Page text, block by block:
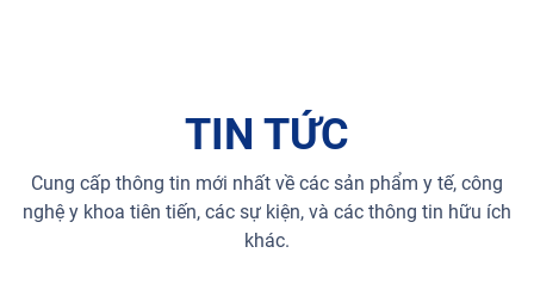
TIN TỨC
Cung cấp thông tin mới nhất về các sản phẩm y tế, công
nghệ y khoa tiên tiến, các sự kiện, và các thông tin hữu ích
khác.